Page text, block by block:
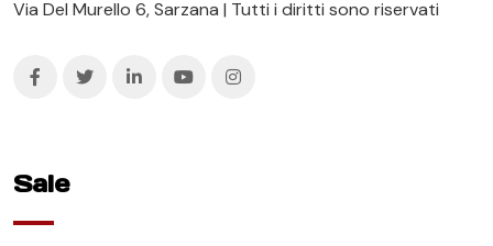
Via Del Murello 6, Sarzana | Tutti i diritti sono riservati
Sale